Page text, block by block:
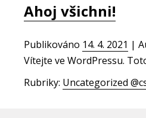
Ahoj všichni!
Publikováno 14. 4. 2021 |
Vítejte ve WordPressu.
Rubriky: Uncategorized